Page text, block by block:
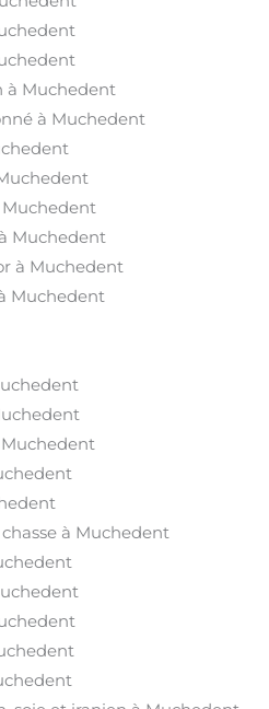
à Muchedent
à Muchedent
Muchedent
à Muchedent
Muchedent
à Muchedent